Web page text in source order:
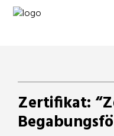
Zertifikat: